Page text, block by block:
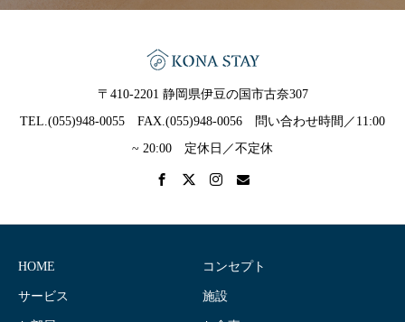
〒410-2201 静岡県伊豆の国市古奈307
TEL.(055)948-0055 FAX.(055)948-0056 問い合わせ時間／11:00
~ 20:00 定休日／不定休
HOME コンセプト
サービス 施設